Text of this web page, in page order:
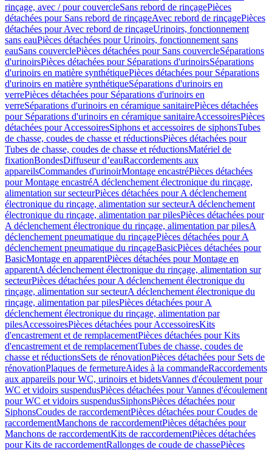
rinçage, avec / pour couvercleSans rebord de rinçagePièces
détachées pour Sans rebord de rinçageAvec rebord de rinçagePièces
détachées pour Avec rebord de rinçageUrinoirs, fonctionnement
sans eauPièces détachées pour Urinoirs, fonctionnement sans
eauSans couverclePièces détachées pour Sans couvercleSéparations
d'urinoirsPièces détachées pour Séparations d'urinoirsSéparations
d'urinoirs en matière synthétiquePièces détachées pour Séparations
d'urinoirs en matière synthétiqueSéparations d'urinoirs en
verrePièces détachées pour Séparations d'urinoirs en
verreSéparations d'urinoirs en céramique sanitairePièces détachées
pour Séparations d'urinoirs en céramique sanitaireAccessoiresPièces
détachées pour AccessoiresSiphons et accessoires de siphonsTubes
de chasse, coudes de chasse et réductionsPièces détachées pour
Tubes de chasse, coudes de chasse et réductionsMatériel de
fixationBondesDiffuseur d’eauRaccordements aux
appareilsCommandes d'urinoirMontage encastréPièces détachées
pour Montage encastréA déclenchement électronique du rinçage,
alimentation sur secteurPièces détachées pour A déclenchement
électronique du rinçage, alimentation sur secteurA déclenchement
électronique du rinçage, alimentation par pilesPièces détachées pour
A déclenchement électronique du rinçage, alimentation par pilesA
déclenchement pneumatique du rinçagePièces détachées pour A
déclenchement pneumatique du rinçageBasicPièces détachées pour
BasicMontage en apparentPièces détachées pour Montage en
apparentA déclenchement électronique du rinçage, alimentation sur
secteurPièces détachées pour A déclenchement électronique du
rinçage, alimentation sur secteurA déclenchement électronique du
rinçage, alimentation par pilesPièces détachées pour A
déclenchement électronique du rinçage, alimentation par
pilesAccessoiresPièces détachées pour AccessoiresKits
d'encastrement et de remplacementPièces détachées pour Kits
d'encastrement et de remplacementTubes de chasse, coudes de
chasse et réductionsSets de rénovationPièces détachées pour Sets de
rénovationPlaques de fermetureAides à la commandeRaccordements
aux appareils pour WC, urinoirs et bidetsVannes d'écoulement pour
WC et vidoirs suspendusPièces détachées pour Vannes d'écoulement
pour WC et vidoirs suspendusSiphonsPièces détachées pour
SiphonsCoudes de raccordementPièces détachées pour Coudes de
raccordementManchons de raccordementPièces détachées pour
Manchons de raccordementKits de raccordementPièces détachées
pour Kits de raccordementRallonges de coude de chassePièces